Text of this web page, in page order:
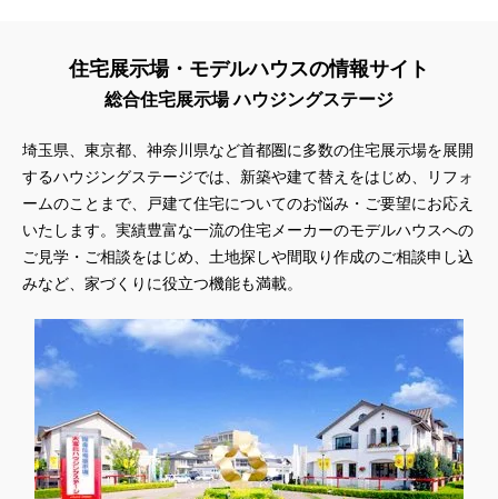
住宅展示場・モデルハウスの情報サイト
総合住宅展示場 ハウジングステージ
埼玉県、東京都、神奈川県など首都圏に多数の住宅展示場を展開
するハウジングステージでは、新築や建て替えをはじめ、リフォ
ームのことまで、戸建て住宅についてのお悩み・ご要望にお応え
いたします。実績豊富な一流の住宅メーカーのモデルハウスへの
ご見学・ご相談をはじめ、土地探しや間取り作成のご相談申し込
みなど、家づくりに役立つ機能も満載。